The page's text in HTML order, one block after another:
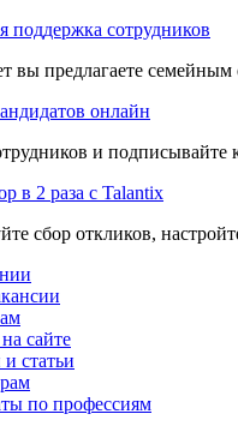
поддержка сотрудников
вы предлагаете семейным
онлайн
и
в 2 раза с Talantix
сбор откликов,
сайте
статьи
по профессиям